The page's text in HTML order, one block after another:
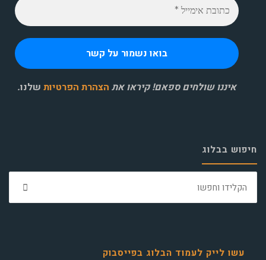
איננו שולחים ספאם! קיראו את הצהרת הפרטיות שלנו.
חיפוש בבלוג
עשו לייק לעמוד הבלוג בפייסבוק